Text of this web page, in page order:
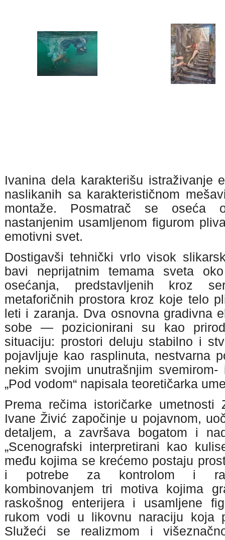
Ivanina dela karakterišu istraživanje
naslikanih sa karakterističnom
montaže. Posmatrač se oseća
nastanjenim usamljenom figurom
emotivni svet.
Dostigavši tehnički vrlo visok
bavi neprijatnim temama sveta
osećanja, predstavljenih kroz
metaforičnih prostora kroz koje telo
leti i zaranja. Dva osnovna gradivna
sobe — pozicionirani su kao
situaciju: prostori deluju stabilno i
pojavljuje kao rasplinuta, nestvarna
nekim svojim unutrašnjim
„Pod vodom“ napisala teoretičarka
Prema rečima istoričarke umetnosti
Ivane Živić započinje u pojavnom,
detaljem, a završava bogatom i
„Scenografski interpretirani kao
među kojima se krećemo postaju
i potrebe za kontrolom i
kombinovanjem tri motiva kojima
raskošnog enterijera i usamljene
rukom vodi u likovnu naraciju koja
Služeći se realizmom i